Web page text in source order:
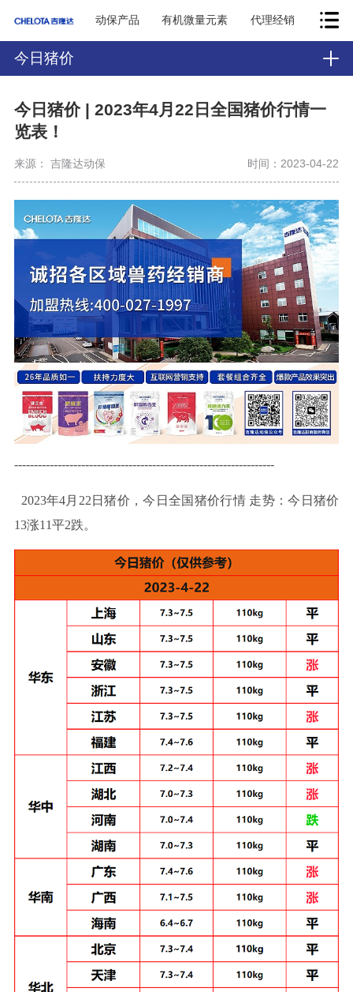
动保产品 有机微量元素 代理经销
今日猪价
今日猪价 | 2023年4月22日全国猪价行情一
览表！
来源： 吉隆达动保 时间：2023-04-22
------------------------------------------------------------------
2023年4月22 日猪价，今日全国猪价行情 走势：今日猪价
13涨11平2跌。